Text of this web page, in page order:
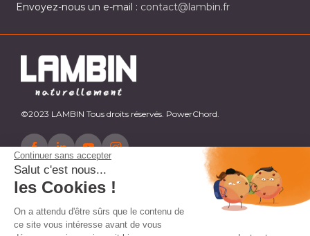
Continuer sans accepter
Salut c'est nous...
les Cookies !
On a attendu d'être sûrs que le contenu de
ce site vous intéresse avant de vous
Envoyez-nous un e-mail : contact@lambin.fr
©2023 LAMBIN Tous droits réservés. PowerChord.